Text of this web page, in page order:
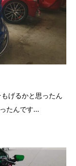
げるかと思ったん
たんです...